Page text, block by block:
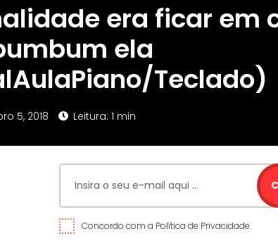
era ficar em
ela
Teclado)
5, 2018 Leitura: 1 min
Concordo com a Política de Privacidade.